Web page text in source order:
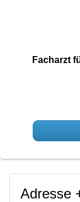
Facharzt
Adresse